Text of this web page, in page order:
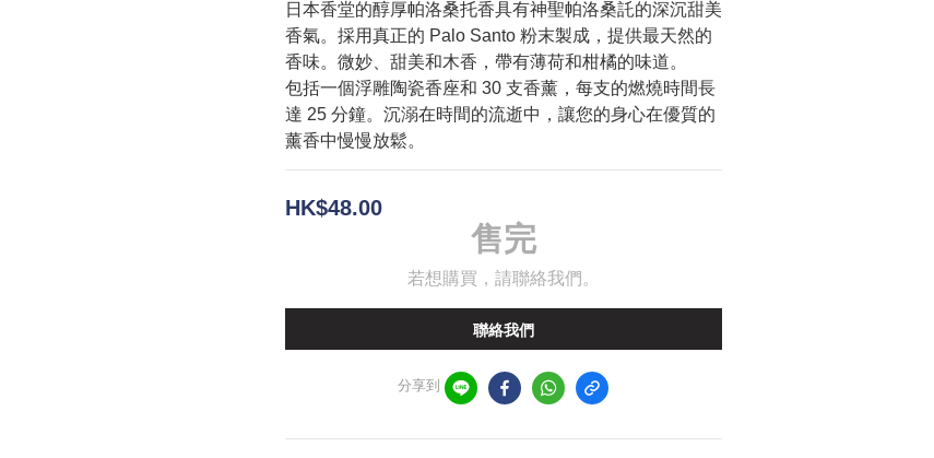
日本香堂的醇厚帕洛桑托香具有神聖帕洛桑託的深沉甜美
香氣。採用真正的 Palo Santo 粉末製成，提供最天然的
香味。微妙、甜美和木香，帶有薄荷和柑橘的味道。
包括一個浮雕陶瓷香座和 30 支香薰，每支的燃燒時間長
達 25 分鐘。沉溺在時間的流逝中，讓您的身心在優質的
薰香中慢慢放鬆。
HK$48.00
售完
若想購買，請聯絡我們。
聯絡我們
分享到